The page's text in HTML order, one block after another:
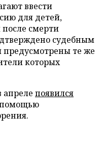
ввести
для детей,
смерти
судебным
те же
которых
апреле появился
помощью